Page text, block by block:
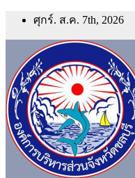
Skip
content
ศุกร์. ส.ค. 7th, 2026